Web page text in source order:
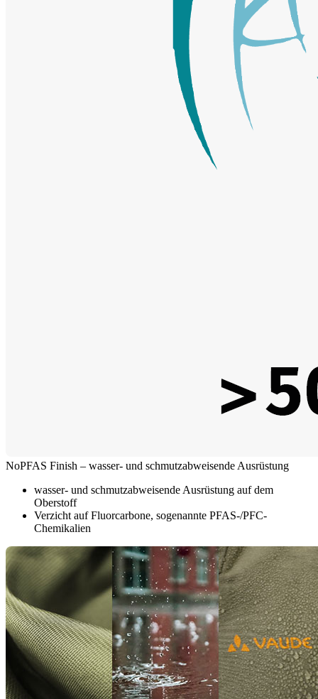
NoPFAS Finish – wasser- und schmutzabweisende Ausrüstung
wasser- und schmutzabweisende Ausrüstung auf dem
Oberstoff
Verzicht auf Fluorcarbone, sogenannte PFAS-/PFC-
Chemikalien